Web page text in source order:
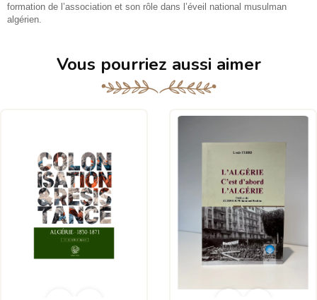
formation de l’association et son rôle dans l’éveil national musulman
algérien.
Vous pourriez aussi aimer